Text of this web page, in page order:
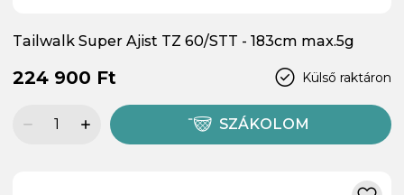
Tailwalk Super Ajist TZ 60/STT - 183cm max.5g
Külső raktáron
224 900 Ft
SZÁKOLOM